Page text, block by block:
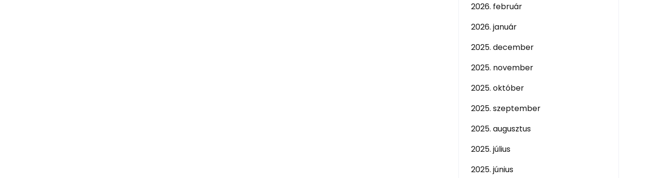
2026. február
2026. január
2025. december
2025. november
2025. október
2025. szeptember
2025. augusztus
2025. július
2025. június